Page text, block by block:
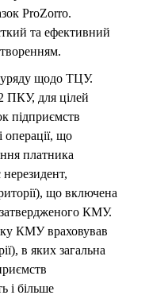
ProZorro.
та ефективний
уряду щодо ТЦУ.
ПКУ, для цілей
підприємств
операції, що
платника
нерезидент,
що включена
затвердженого КМУ.
КМУ враховував
в яких загальна
і більше